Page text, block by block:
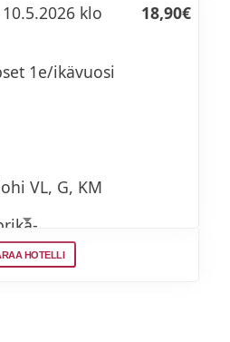
klo
18,90€
1e/ikävuosi
VL, G, KM
G
HOTELLI